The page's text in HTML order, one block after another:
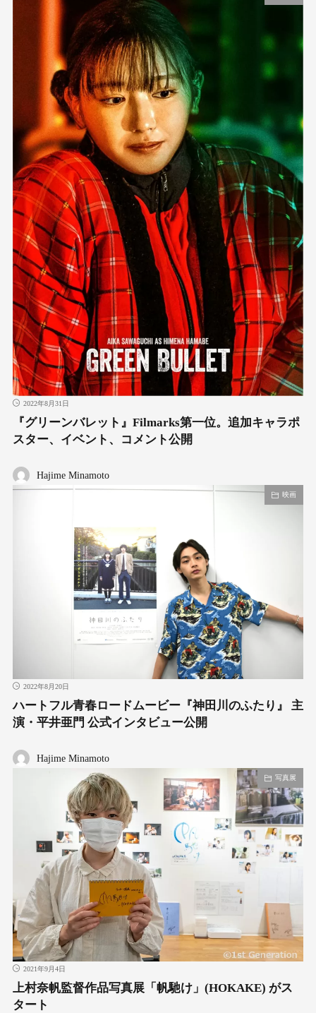
2022年8月31日
『グリーンバレット』Filmarks第一位。追加キャラポ
スター、イベント、コメント公開
Hajime Minamoto
映画
2022年8月20日
ハートフル青春ロードムービー『神田川のふたり』 主
演・平井亜門 公式インタビュー公開
Hajime Minamoto
写真展
2021年9月4日
上村奈帆監督作品写真展「帆馳け」(HOKAKE) がス
タート